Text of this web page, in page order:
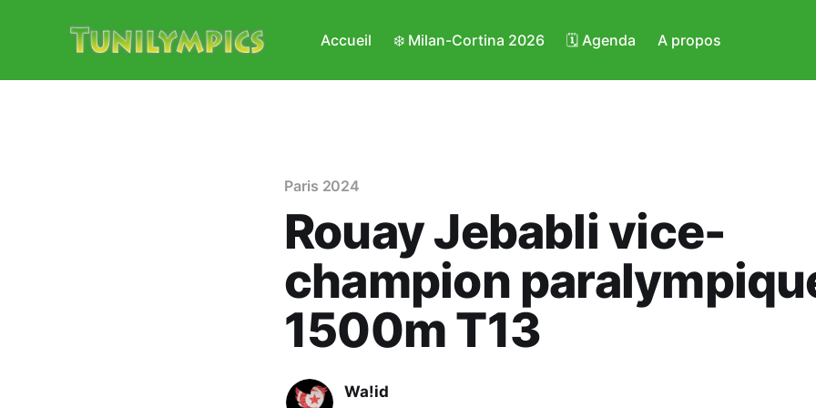
Accueil ❄️ Milan-Cortina 2026 🗓️ Agenda A propos
Paris 2024
Rouay Jebabli vice-
champion
1500m T13
Wa!id